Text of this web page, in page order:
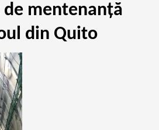
mentenanță
din Quito